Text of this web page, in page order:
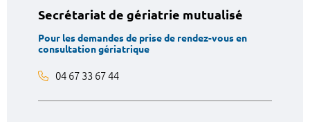
Secrétariat de gériatrie mutualisé
Pour les demandes de prise de rendez-vous en
consultation gériatrique
04 67 33 67 44